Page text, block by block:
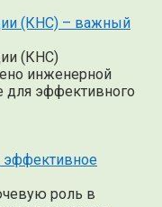
(КНС) – важный
(КНС)
инженерной
для эффективного
эффективное
роль в